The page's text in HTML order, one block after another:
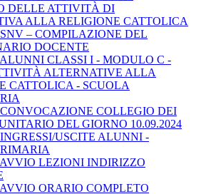
DELLE ATTIVITÀ DI
ALLA RELIGIONE CATTOLICA
– COMPILAZIONE DEL
DOCENTE
CLASSI I - MODULO C -
ALTERNATIVE ALLA
CATTOLICA - SCUOLA
COLLEGIO DEI
DEL GIORNO 10.09.2024
USCITE ALUNNI -
LEZIONI INDIRIZZO
ORARIO COMPLETO